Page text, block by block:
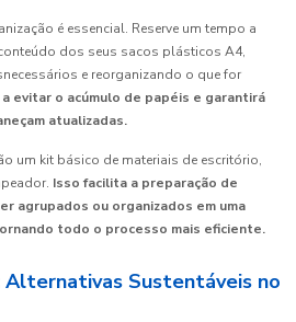
é essencial. Reserve um tempo a
dos seus sacos plásticos A4,
e reorganizando o que for
evitar o acúmulo de papéis e garantirá
atualizadas.
um kit básico de materiais de escritório,
Isso facilita a preparação de
agrupados ou organizados em uma
todo o processo mais eficiente.
Alternativas Sustentáveis no